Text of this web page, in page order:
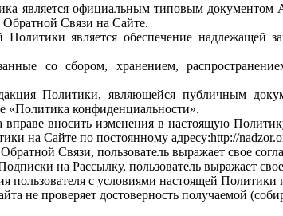
является официальным типовым
Связи на Сайте.
является обеспечение надлежащей
со сбором, хранением,
Политики, являющейся публичным
«Политика конфиденциальности».
вносить изменения в настоящую
на Сайте по постоянному адресу:http://
Связи, пользователь выражает свое
на Рассылку, пользователь выражает
пользователя с условиями настоящей
не проверяет достоверность получаемой